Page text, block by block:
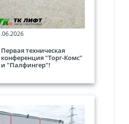
Первая техническая
конференция "Торг-Комс"
и "Палфингер"!